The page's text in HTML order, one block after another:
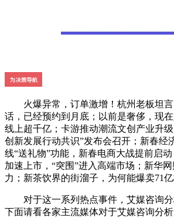
火爆异常，订单激增！杭州老板坦言
话，已经预约到月底；以前是奢侈，现
线上超千亿；卡游推动潮流文创产业升
创新发展行动共识”发布会召开；新春经
线“送礼物”功能，新春电商大战提前启
加速上市，“突围”进入高端市场；新华
力；新茶饮界的街溜子，为何能爆卖71亿
对于这一系列热点事件，艾媒咨询分
下面请看各家主流媒体对于艾媒咨询分